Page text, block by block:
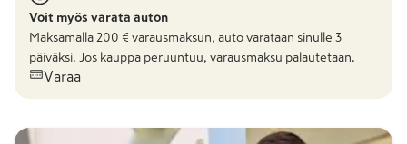
Voit myös varata auton
Maksamalla 200 € varausmaksun, auto varataan sinulle 3
päiväksi. Jos kauppa peruuntuu, varausmaksu palautetaan.
Varaa